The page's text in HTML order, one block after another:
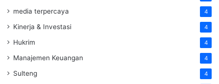
media terpercaya 4
Kinerja & Investasi 4
Hukrim 4
Manajemen Keuangan 4
Sulteng 4